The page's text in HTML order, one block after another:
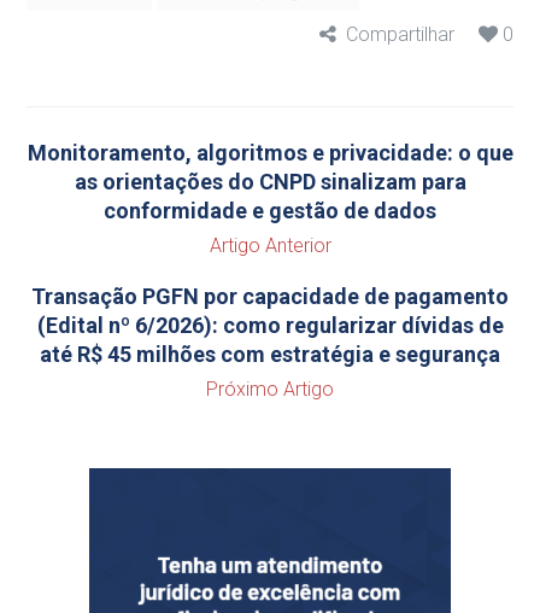
Compartilhar
0
Monitoramento, algoritmos e privacidade: o que
as orientações do CNPD sinalizam para
conformidade e gestão de dados
Artigo Anterior
Transação PGFN por capacidade de pagamento
(Edital nº 6/2026): como regularizar dívidas de
até R$ 45 milhões com estratégia e segurança
Próximo Artigo